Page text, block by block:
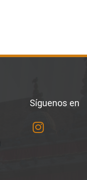
Síguenos en